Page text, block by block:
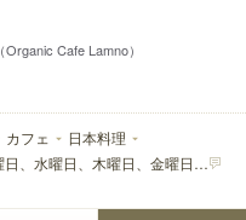
（Organic Cafe Lamno）
カフェ 日本料理
月曜日、火曜日、水曜日、木曜日、金曜日、土曜日、日曜日、祝日